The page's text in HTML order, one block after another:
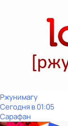
Ржунимагу
Сегодня в 01:05
Сарафан